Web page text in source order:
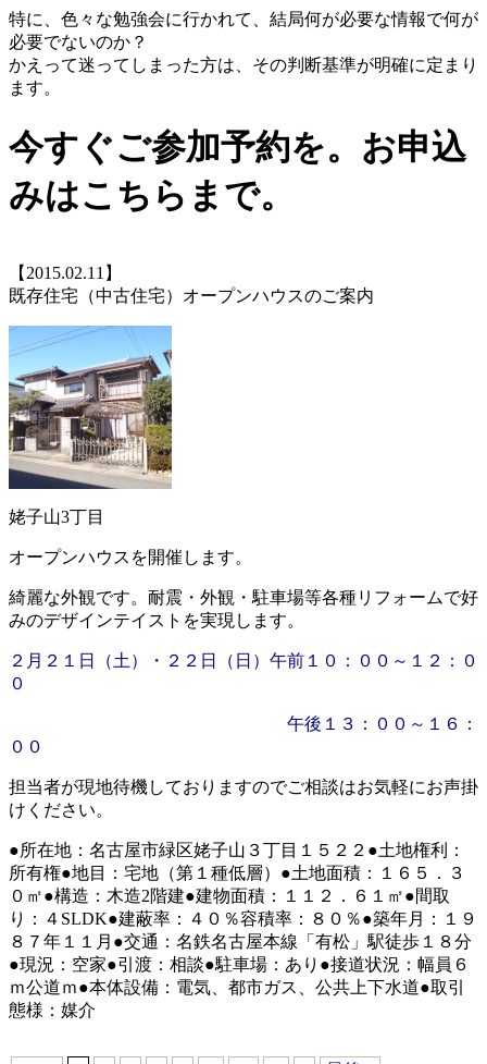
特に、色々な勉強会に行かれて、結局何が必要な情報で何が
必要でないのか？
かえって迷ってしまった方は、その判断基準が明確に定まり
ます。
今すぐご参加予約を。お申込
みはこちらまで。
【2015.02.11】
既存住宅（中古住宅）オープンハウスのご案内
姥子山3丁目
オープンハウスを開催します。
綺麗な外観です。耐震・外観・駐車場等各種リフォームで好
みのデザインテイストを実現します。
２月２１日（土）・２２日（日）午前１０：００～１２：０
０
午後１３：００～１６：
００
担当者が現地待機しておりますのでご相談はお気軽にお声掛
けください。
●所在地：名古屋市緑区姥子山３丁目１５２２●土地権利：
所有権●地目：宅地（第１種低層）●土地面積：１６５．３
０㎡●構造：木造2階建●建物面積：１１２．６１㎡●間取
り：４SLDK●建蔽率：４０％容積率：８０％●築年月：１９
８７年１１月●交通：名鉄名古屋本線「有松」駅徒歩１８分
●現況：空家●引渡：相談●駐車場：あり●接道状況：幅員６
ｍ公道ｍ●本体設備：電気、都市ガス、公共上下水道●取引
態様：媒介